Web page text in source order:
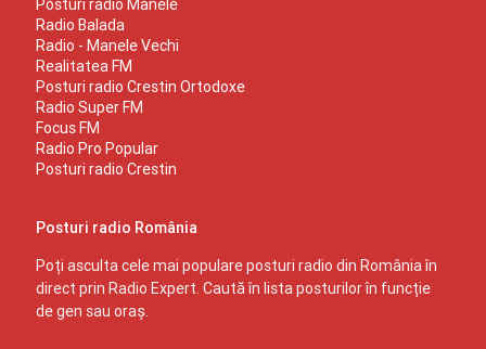
Posturi radio Manele
Radio Balada
Radio - Manele Vechi
Realitatea FM
Posturi radio Crestin Ortodoxe
Radio Super FM
Focus FM
Radio Pro Popular
Posturi radio Crestin
Posturi radio România
Poți asculta cele mai populare posturi radio din România în
direct prin Radio Expert. Caută în lista posturilor în funcție
de gen sau oraș.